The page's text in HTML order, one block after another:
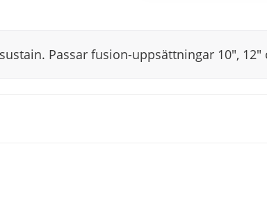
Passar fusion-uppsättningar 10", 12"